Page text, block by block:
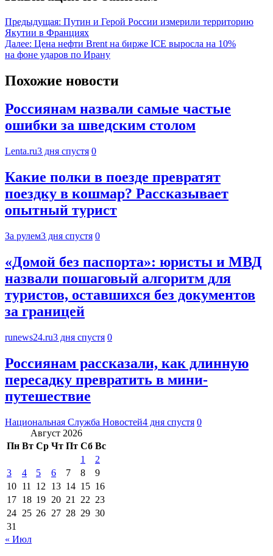
Предыдущая: Путин и Герой России измерили территорию
Якутии в Франциях
Далее: Цена нефти Brent на бирже ICE выросла на 10%
на фоне ударов по Ирану
Похожие новости
Россиянам назвали самые частые
ошибки за шведским столом
Lenta.ru3 дня спустя 0
Какие полки в поезде превратят
поездку в кошмар? Рассказывает
опытный турист
За рулем3 дня спустя 0
«Домой без паспорта»: юристы и МВД
назвали пошаговый алгоритм для
туристов, оставшихся без документов
за границей
runews24.ru3 дня спустя 0
Россиянам рассказали, как длинную
пересадку превратить в мини-
путешествие
Национальная Служба Новостей4 дня спустя 0
Август 2026
Пн Вт Ср Чт Пт Сб Вс
1
2
3
4 5 6 7 8
9
10 11 12 13 14 15 16
17 18 19 20 21 22 23
24 25 26 27 28 29 30
31
« Июл